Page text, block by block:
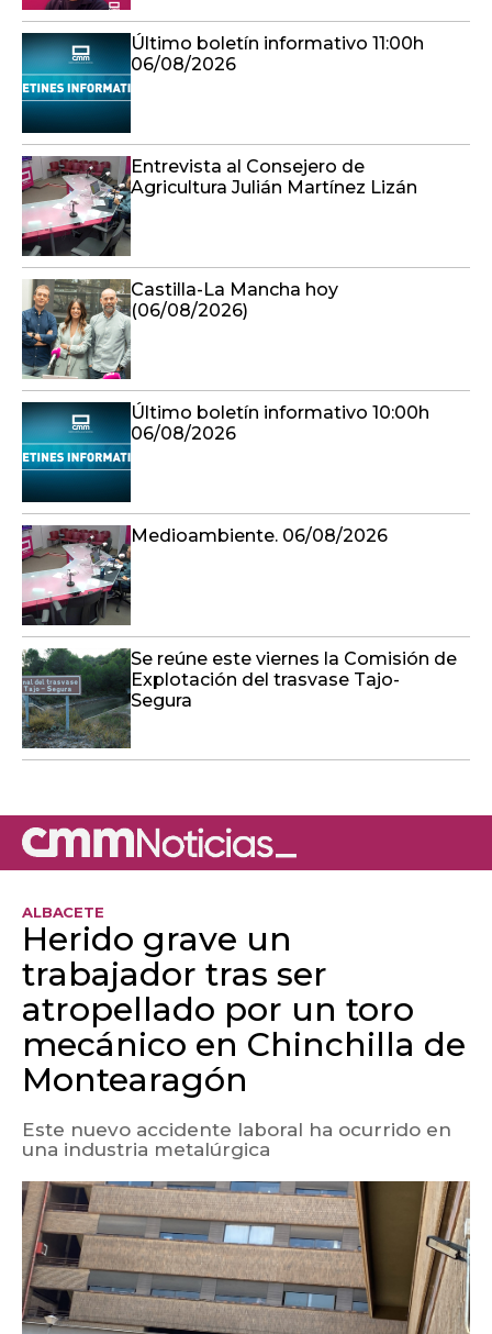
Último boletín informativo 11:00h
06/08/2026
Entrevista al Consejero de
Agricultura Julián Martínez Lizán
Castilla-La Mancha hoy
(06/08/2026)
Último boletín informativo 10:00h
06/08/2026
Medioambiente. 06/08/2026
Se reúne este viernes la Comisión de
Explotación del trasvase Tajo-
Segura
ALBACETE
Herido grave un
trabajador tras ser
atropellado por un toro
mecánico en Chinchilla de
Montearagón
Este nuevo accidente laboral ha ocurrido en
una industria metalúrgica